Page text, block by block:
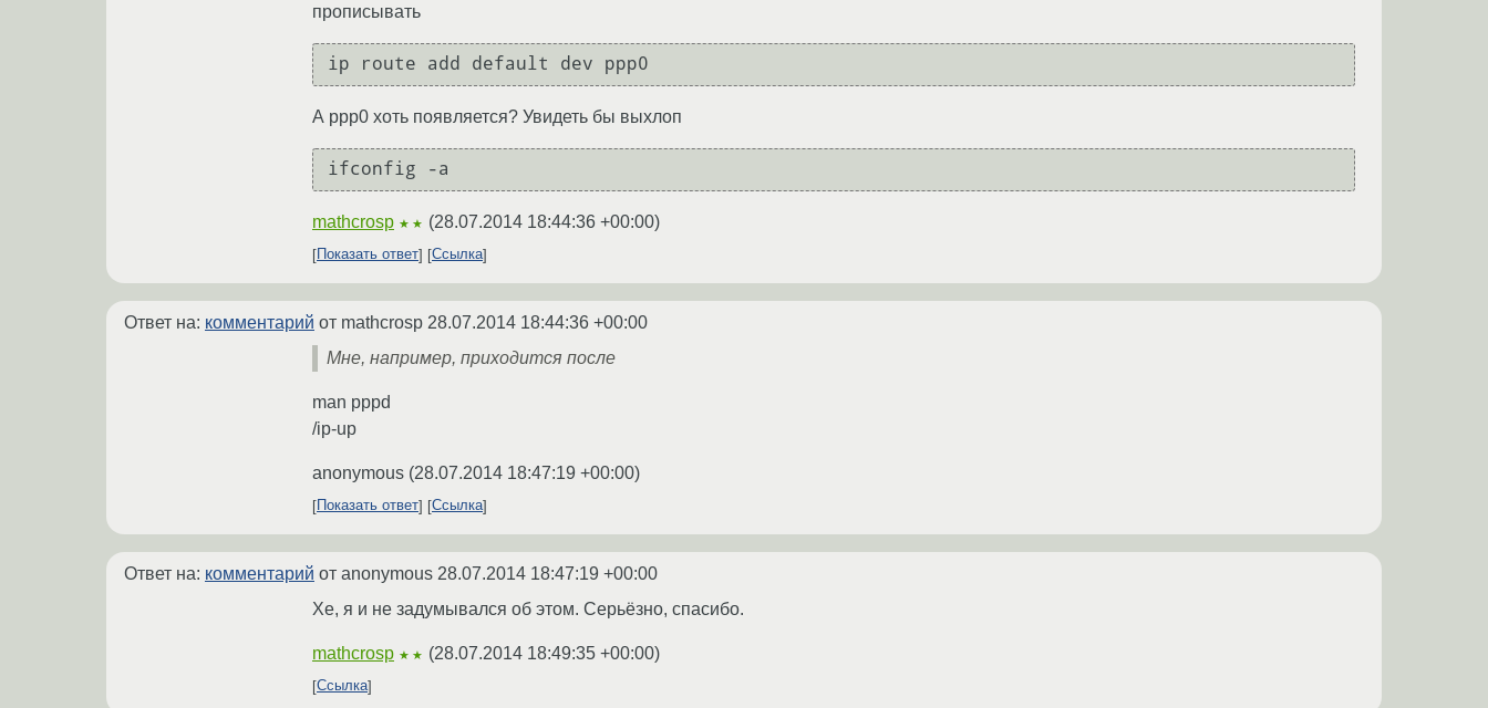
прописывать
ip route add default dev ppp0
А ppp0 хоть появляется? Увидеть бы выхлоп
ifconfig -a
mathcrosp ★★ (28.07.2014 18:44:36 +00:00)
Показать ответ Ссылка
Ответ на: комментарий от mathcrosp 28.07.2014 18:44:36 +00:00
Мне, например, приходится после
man pppd
/ip-up
anonymous (28.07.2014 18:47:19 +00:00)
Показать ответ Ссылка
Ответ на: комментарий от anonymous 28.07.2014 18:47:19 +00:00
Хе, я и не задумывался об этом. Серьёзно, спасибо.
mathcrosp ★★ (28.07.2014 18:49:35 +00:00)
Ссылка